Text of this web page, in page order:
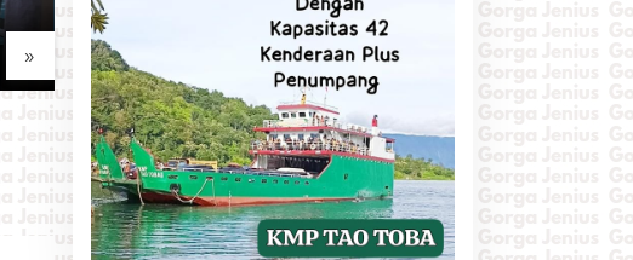
»
Dalam 300 Hari,
Polrestabes Medan
Ungkap 1.187 Kasus
Narkoba,Puluhan
Kilogram BB
Dimusnahkan
Polda Sumut Bongkar
Sindikat Scamming
Internasional di
Korban Rugi Rp 6,7
Miliar